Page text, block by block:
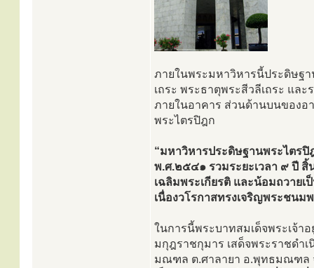
ภายในพระมหาวิหารนี้ประดิษฐ
เถระ พระธาตุพระสีวลีเถระ แล
ภายในอาคาร ส่วนด้านบนของอ
พระไตรปิฎก
“มหาวิหารประดิษฐานพระไตร
พ.ศ.๒๕๔๑ รวมระยะเวลา ๙ ปี
เฉลิมพระเกียรติ และน้อมถวาย
เนื่องวโรกาสทรงเจริญพระชน
ในการนี้พระบาทสมเด็จพระเจ้า
มกุฎราชกุมาร เสด็จพระราชด
มณฑล ต.ศาลายา อ.พุทธมณฑล